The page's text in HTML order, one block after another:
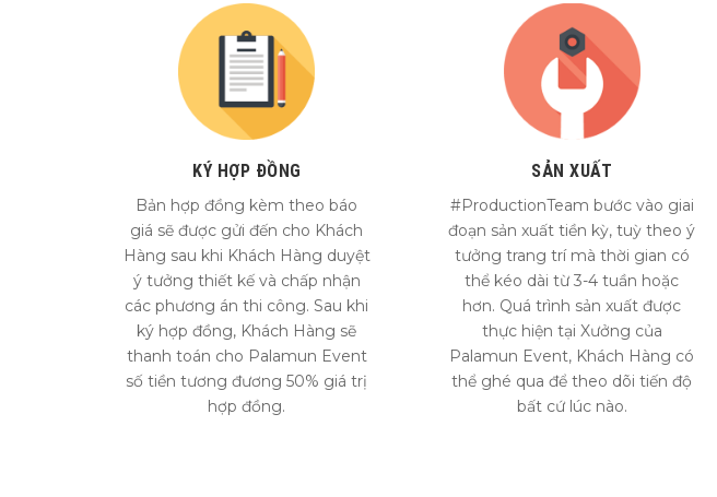
KÝ HỢP ĐỒNG
Bản hợp đồng kèm theo báo
giá sẽ được gửi đến cho Khách
Hàng sau khi Khách Hàng duyệt
ý tưởng thiết kế và chấp nhận
các phương án thi công. Sau khi
ký hợp đồng, Khách Hàng sẽ
thanh toán cho Palamun Event
số tiền tương đương 50% giá trị
hợp đồng.
SẢN XUẤT
#ProductionTeam bước vào giai
đoạn sản xuất tiền kỳ, tuỳ theo ý
tưởng trang trí mà thời gian có
thể kéo dài từ 3-4 tuần hoặc
hơn. Quá trình sản xuất được
thực hiện tại Xưởng của
Palamun Event, Khách Hàng có
thể ghé qua để theo dõi tiến độ
bất cứ lúc nào.